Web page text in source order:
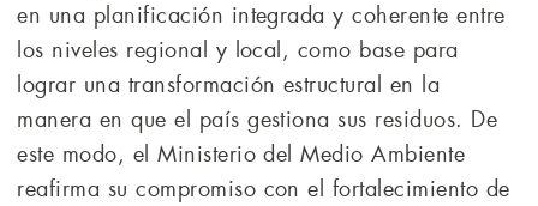
en una planificación integrada y coherente entre
los niveles regional y local, como base para
lograr una transformación estructural en la
manera en que el país gestiona sus residuos. De
este modo, el Ministerio del Medio Ambiente
reafirma su compromiso con el fortalecimiento de